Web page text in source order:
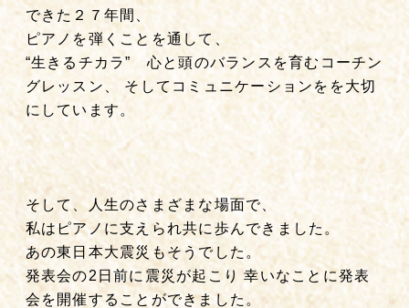
できた２７年間、
ピアノを弾くことを通して、
“生きるチカラ” 心と頭のバランスを育むコーチン
グレッスン、 そしてコミュニケーションをを大切
にしています。
そして、人生のさまざまな場面で、
私はピアノに支えられ共に歩んできました。
あの東日本大震災もそうでした。
発表会の2日前に震災が起こり 幸いなことに発表
会を開催することができました。